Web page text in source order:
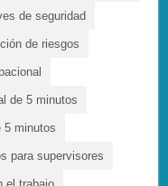
de seguridad
de riesgos
de 5 minutos
5 minutos
para supervisores